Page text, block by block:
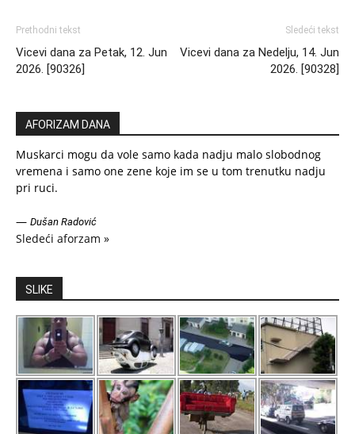
Prethodni tekst
Vicevi dana za Petak, 12. Jun
2026. [90326]
Sledeći tekst
Vicevi dana za Nedelju, 14. Jun
2026. [90328]
AFORIZAM DANA
Muskarci mogu da vole samo kada nadju malo slobodnog
vremena i samo one zene koje im se u tom trenutku nadju
pri ruci.
— Dušan Radović
Sledeći aforzam »
SLIKE